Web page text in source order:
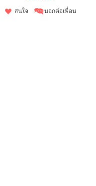
สนใจ บอกต่อเพื่อน